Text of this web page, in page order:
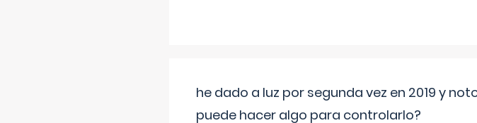
he dado a luz por segunda vez en 2019 y
puede hacer algo para controlarlo?